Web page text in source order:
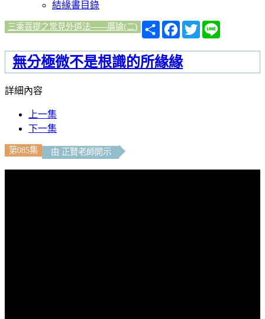
結緣書目錄
三乘菩提之常見外道法——廣論(二)
分
享
Facebook
Twitter
無分極微不是根識的所緣緣
詳細內容
上一集
下一集
第085集 由 正賢老師開示